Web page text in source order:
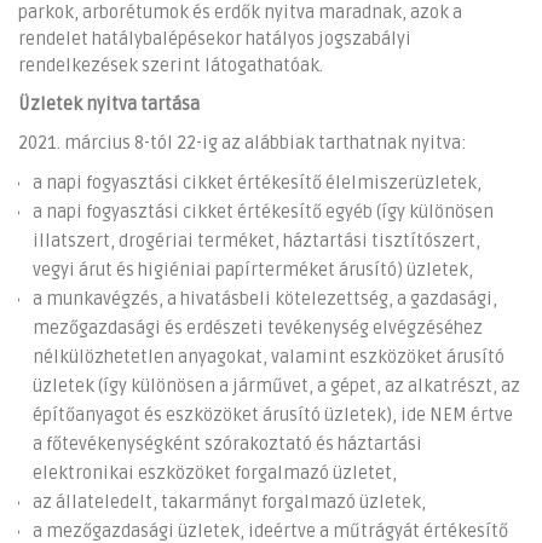
parkok, arborétumok és erdők nyitva maradnak, azok a
rendelet hatálybalépésekor hatályos jogszabályi
rendelkezések szerint látogathatóak.
Üzletek nyitva tartása
2021. március 8-tól 22-ig az alábbiak tarthatnak nyitva:
a napi fogyasztási cikket értékesítő élelmiszerüzletek,
a napi fogyasztási cikket értékesítő egyéb (így különösen
illatszert, drogériai terméket, háztartási tisztítószert,
vegyi árut és higiéniai papírterméket árusító) üzletek,
a munkavégzés, a hivatásbeli kötelezettség, a gazdasági,
mezőgazdasági és erdészeti tevékenység elvégzéséhez
nélkülözhetetlen anyagokat, valamint eszközöket árusító
üzletek (így különösen a járművet, a gépet, az alkatrészt, az
építőanyagot és eszközöket árusító üzletek), ide NEM értve
a főtevékenységként szórakoztató és háztartási
elektronikai eszközöket forgalmazó üzletet,
az állateledelt, takarmányt forgalmazó üzletek,
a mezőgazdasági üzletek, ideértve a műtrágyát értékesítő